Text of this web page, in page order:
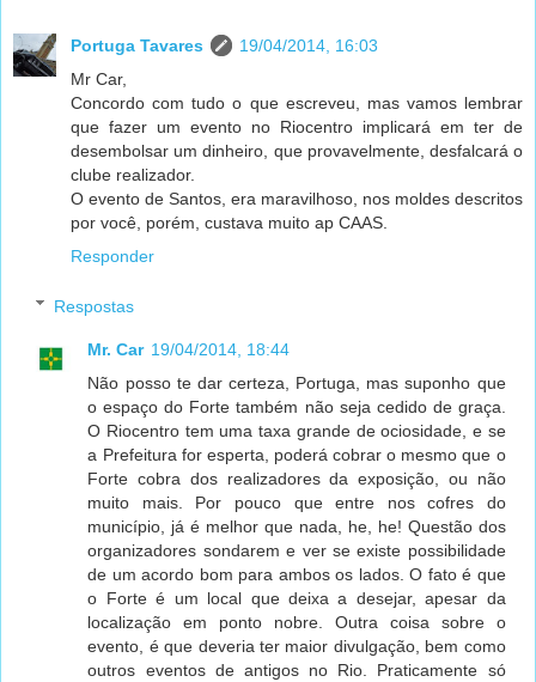
Portuga Tavares
19/04/2014, 16:03
Mr Car,
Concordo com tudo o que escreveu, mas vamos lembrar
que fazer um evento no Riocentro implicará em ter de
desembolsar um dinheiro, que provavelmente, desfalcará o
clube realizador.
O evento de Santos, era maravilhoso, nos moldes descritos
por você, porém, custava muito ap CAAS.
Responder
Respostas
Mr. Car 19/04/2014, 18:44
Não posso te dar certeza, Portuga, mas suponho que
o espaço do Forte também não seja cedido de graça.
O Riocentro tem uma taxa grande de ociosidade, e se
a Prefeitura for esperta, poderá cobrar o mesmo que o
Forte cobra dos realizadores da exposição, ou não
muito mais. Por pouco que entre nos cofres do
município, já é melhor que nada, he, he! Questão dos
organizadores sondarem e ver se existe possibilidade
de um acordo bom para ambos os lados. O fato é que
o Forte é um local que deixa a desejar, apesar da
localização em ponto nobre. Outra coisa sobre o
evento, é que deveria ter maior divulgação, bem como
outros eventos de antigos no Rio. Praticamente só